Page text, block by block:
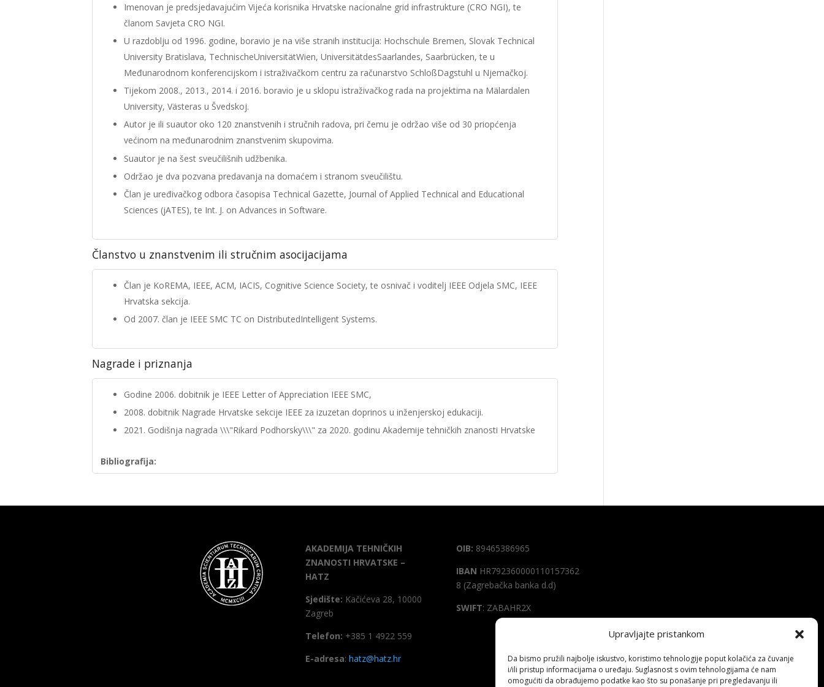
Upravljajte pristankom
Da bismo pružili najbolje iskustvo, koristimo tehnologije poput kolačića za čuvanje
i/ili pristup informacijama o uređaju. Suglasnost s ovim tehnologijama će nam
omogućiti da obrađujemo podatke kao što su ponašanje pri pregledavanju ili
Imenovan je predsjedavajućim Vijeća korisnika Hrvatske nacionalne grid infrastrukture (CRO NGI), te
članom Savjeta CRO NGI.
U razdoblju od 1996. godine, boravio je na više stranih institucija: Hochschule Bremen, Slovak Technical
University Bratislava, TechnischeUniversitätWien, UniversitätdesSaarlandes, Saarbrücken, te u
Međunarodnom konferencijskom i istraživačkom centru za računarstvo SchloßDagstuhl u Njemačkoj.
Tijekom 2008., 2013., 2014. i 2016. boravio je u sklopu istraživačkog rada na projektima na Mälardalen
University, Västeras u Švedskoj.
Autor je ili suautor oko 120 znanstvenih i stručnih radova, pri čemu je održao više od 30 priopćenja
većinom na međunarodnim znanstvenim skupovima.
Suautor je na šest sveučilišnih udžbenika.
Održao je dva pozvana predavanja na domaćem i stranom sveučilištu.
Član je uređivačkog odbora časopisa Technical Gazette, Journal of Applied Technical and Educational
Sciences (jATES), te Int. J. on Advances in Software.
Članstvo u znanstvenim ili stručnim asocijacijama
Član je KoREMA, IEEE, ACM, IACIS, Cognitive Science Society, te osnivač i voditelj IEEE Odjela SMC, IEEE
Hrvatska sekcija.
Od 2007. član je IEEE SMC TC on DistributedIntelligent Systems.
Nagrade i priznanja
Godine 2006. dobitnik je IEEE Letter of Appreciation IEEE SMC,
2008. dobitnik Nagrade Hrvatske sekcije IEEE za izuzetan doprinos u inženjerskoj edukaciji.
2021. Godišnja nagrada \\\"Rikard Podhorsky\\\" za 2020. godinu Akademije tehničkih znanosti Hrvatske
Bibliografija:
AKADEMIJA TEHNIČKIH
ZNANOSTI HRVATSKE –
HATZ
Sjedište: Kačićeva 28, 10000
Zagreb
Telefon: +385 1 4922 559
E-adresa: hatz@hatz.hr
OIB: 89465386965
IBAN HR792360000110157362
8 (Zagrebačka banka d.d)
SWIFT: ZABAHR2X